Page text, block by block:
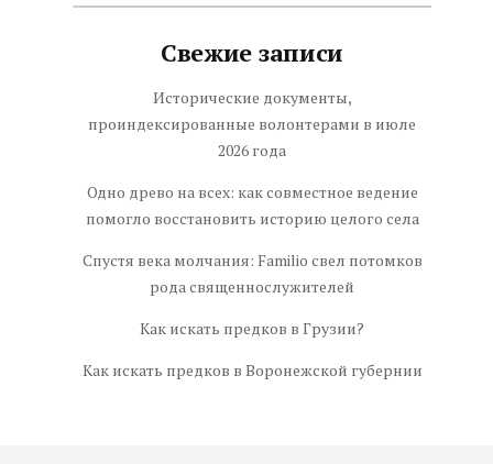
Свежие записи
Исторические документы,
проиндексированные волонтерами в июле
2026 года
Одно древо на всех: как совместное ведение
помогло восстановить историю целого села
Спустя века молчания: Familio свел потомков
рода священнослужителей
Как искать предков в Грузии?
Как искать предков в Воронежской губернии